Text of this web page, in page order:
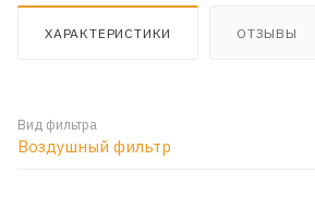
ХАРАКТЕРИСТИКИ ОТЗЫВЫ
Вид фильтра
Воздушный фильтр